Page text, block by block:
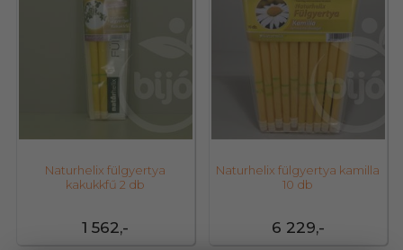
1 562,-
Naturhelix fülgyertya
kakukkfű 2 db
6 229,-
Naturhelix fülgyertya kamilla
10 db